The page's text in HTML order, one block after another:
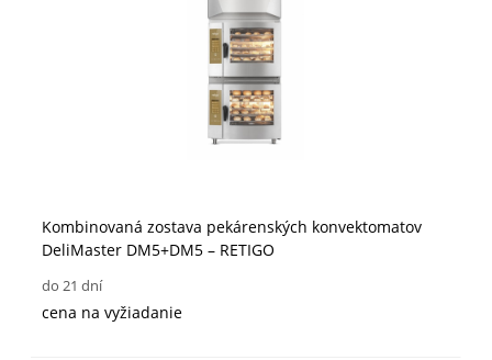
Kombinovaná zostava pekárenských konvektomatov
DeliMaster DM5+DM5 – RETIGO
do 21 dní
cena na vyžiadanie